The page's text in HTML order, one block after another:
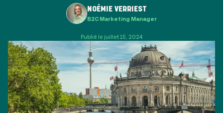
NOÉMIE VERRIEST
B2C Marketing Manager
Publié le juillet 15, 2024